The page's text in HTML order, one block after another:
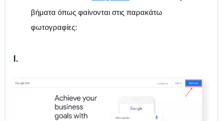
βήματα όπως φαίνονται στις παρακάτω
φωτογραφίες:
I.